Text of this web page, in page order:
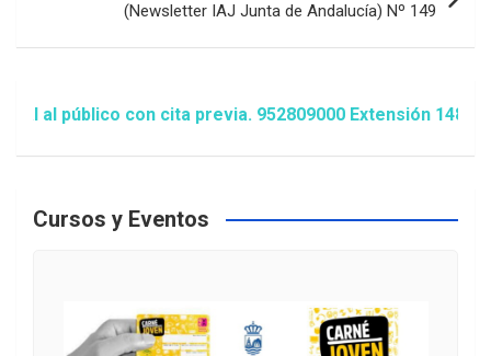
(Newsletter IAJ Junta de Andalucía) Nº 149
con cita previa. 952809000 Extensión 1481/1486 ó
Cursos y Eventos